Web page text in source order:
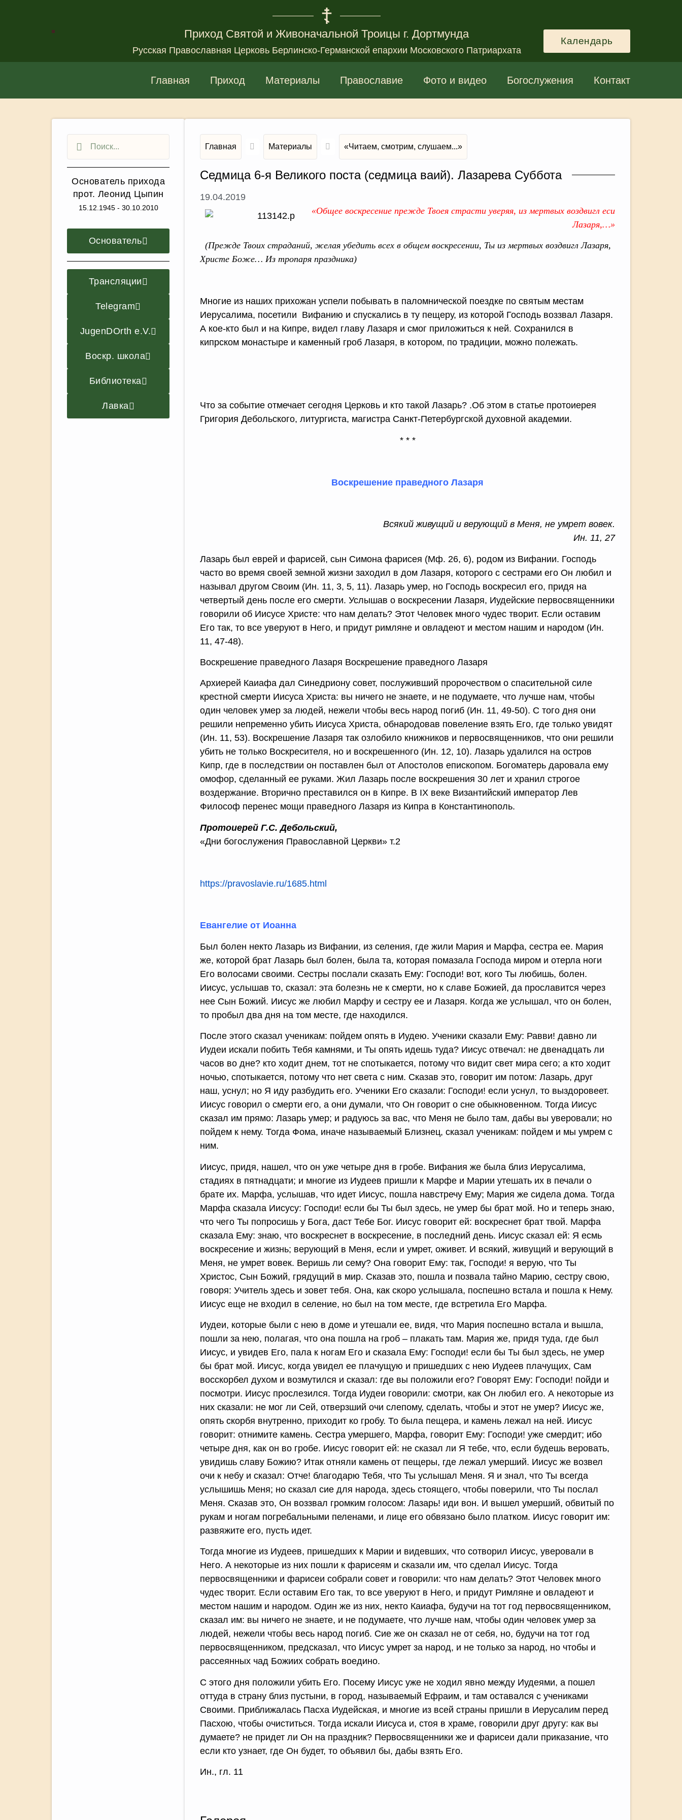
Приход Святой и Живоначальной Троицы г. Дортмунда
Русская Православная Церковь Берлинско-Германской епархии Московского Патриархата
Календарь
Главная Приход Материалы Православие Фото и видео Богослужения Контакт
Основатель прихода
прот. Леонид Цыпин
15.12.1945 - 30.10.2010
Основатель
Трансляции
Telegram
JugenDOrth e.V.
Воскр. школа
Библиотека
Лавка
Главная Материалы «Читаем, смотрим, слушаем...»
Седмица 6-я Великого поста (седмица ваий). Лазарева Суббота
19.04.2019
«Общее воскресение прежде Твоея страсти уверяя, из мертвых воздвигл еси
Лазаря,…»
(Прежде Твоих страданий, желая убедить всех в общем воскресении, Ты из мертвых воздвигл Лазаря,
Христе Боже… Из тропаря праздника)
Многие из наших прихожан успели побывать в паломнической поездке по святым местам
Иерусалима, посетили Вифанию и спускались в ту пещеру, из которой Господь воззвал Лазаря.
А кое-кто был и на Кипре, видел главу Лазаря и смог приложиться к ней. Сохранился в
кипрском монастыре и каменный гроб Лазаря, в котором, по традиции, можно полежать.
Что за событие отмечает сегодня Церковь и кто такой Лазарь? .Об этом в статье протоиерея
Григория Дебольского, литургиста, магистра Санкт-Петербургской духовной академии.
* * *
Воскрешение праведного Лазаря
Всякий живущий и верующий в Меня, не умрет вовек.
Ин. 11, 27
Лазарь был еврей и фарисей, сын Симона фарисея (Мф. 26, 6), родом из Вифании. Господь
часто во время своей земной жизни заходил в дом Лазаря, которого с сестрами его Он любил и
называл другом Своим (Ин. 11, 3, 5, 11). Лазарь умер, но Господь воскресил его, придя на
четвертый день после его смерти. Услышав о воскресении Лазаря, Иудейские первосвященники
говорили об Иисусе Христе: что нам делать? Этот Человек много чудес творит. Если оставим
Его так, то все уверуют в Него, и придут римляне и овладеют и местом нашим и народом (Ин.
11, 47-48).
Воскрешение праведного Лазаря Воскрешение праведного Лазаря
Архиерей Каиафа дал Синедриону совет, послуживший пророчеством о спасительной силе
крестной смерти Иисуса Христа: вы ничего не знаете, и не подумаете, что лучше нам, чтобы
один человек умер за людей, нежели чтобы весь народ погиб (Ин. 11, 49-50). С того дня они
решили непременно убить Иисуса Христа, обнародовав повеление взять Его, где только увидят
(Ин. 11, 53). Воскрешение Лазаря так озлобило книжников и первосвященников, что они решили
убить не только Воскресителя, но и воскрешенного (Ин. 12, 10). Лазарь удалился на остров
Кипр, где в последствии он поставлен был от Апостолов епископом. Богоматерь даровала ему
омофор, сделанный ее руками. Жил Лазарь после воскрешения 30 лет и хранил строгое
воздержание. Вторично преставился он в Кипре. В IX веке Византийский император Лев
Философ перенес мощи праведного Лазаря из Кипра в Константинополь.
Протоиерей Г.С. Дебольский,
«Дни богослужения Православной Церкви» т.2
https://pravoslavie.ru/1685.html
Евангелие от Иоанна
Был болен некто Лазарь из Вифании, из селения, где жили Мария и Марфа, сестра ее. Мария
же, которой брат Лазарь был болен, была та, которая помазала Господа миром и отерла ноги
Его волосами своими. Сестры послали сказать Ему: Господи! вот, кого Ты любишь, болен.
Иисус, услышав то, сказал: эта болезнь не к смерти, но к славе Божией, да прославится через
нее Сын Божий. Иисус же любил Марфу и сестру ее и Лазаря. Когда же услышал, что он болен,
то пробыл два дня на том месте, где находился.
После этого сказал ученикам: пойдем опять в Иудею. Ученики сказали Ему: Равви! давно ли
Иудеи искали побить Тебя камнями, и Ты опять идешь туда? Иисус отвечал: не двенадцать ли
часов во дне? кто ходит днем, тот не спотыкается, потому что видит свет мира сего; а кто ходит
ночью, спотыкается, потому что нет света с ним. Сказав это, говорит им потом: Лазарь, друг
наш, уснул; но Я иду разбудить его. Ученики Его сказали: Господи! если уснул, то выздоровеет.
Иисус говорил о смерти его, а они думали, что Он говорит о сне обыкновенном. Тогда Иисус
сказал им прямо: Лазарь умер; и радуюсь за вас, что Меня не было там, дабы вы уверовали; но
пойдем к нему. Тогда Фома, иначе называемый Близнец, сказал ученикам: пойдем и мы умрем с
ним.
Иисус, придя, нашел, что он уже четыре дня в гробе. Вифания же была близ Иерусалима,
стадиях в пятнадцати; и многие из Иудеев пришли к Марфе и Марии утешать их в печали о
брате их. Марфа, услышав, что идет Иисус, пошла навстречу Ему; Мария же сидела дома. Тогда
Марфа сказала Иисусу: Господи! если бы Ты был здесь, не умер бы брат мой. Но и теперь знаю,
что чего Ты попросишь у Бога, даст Тебе Бог. Иисус говорит ей: воскреснет брат твой. Марфа
сказала Ему: знаю, что воскреснет в воскресение, в последний день. Иисус сказал ей: Я есмь
воскресение и жизнь; верующий в Меня, если и умрет, оживет. И всякий, живущий и верующий в
Меня, не умрет вовек. Веришь ли сему? Она говорит Ему: так, Господи! я верую, что Ты
Христос, Сын Божий, грядущий в мир. Сказав это, пошла и позвала тайно Марию, сестру свою,
говоря: Учитель здесь и зовет тебя. Она, как скоро услышала, поспешно встала и пошла к Нему.
Иисус еще не входил в селение, но был на том месте, где встретила Его Марфа.
Иудеи, которые были с нею в доме и утешали ее, видя, что Мария поспешно встала и вышла,
пошли за нею, полагая, что она пошла на гроб – плакать там. Мария же, придя туда, где был
Иисус, и увидев Его, пала к ногам Его и сказала Ему: Господи! если бы Ты был здесь, не умер
бы брат мой. Иисус, когда увидел ее плачущую и пришедших с нею Иудеев плачущих, Сам
восскорбел духом и возмутился и сказал: где вы положили его? Говорят Ему: Господи! пойди и
посмотри. Иисус прослезился. Тогда Иудеи говорили: смотри, как Он любил его. А некоторые из
них сказали: не мог ли Сей, отверзший очи слепому, сделать, чтобы и этот не умер? Иисус же,
опять скорбя внутренно, приходит ко гробу. То была пещера, и камень лежал на ней. Иисус
говорит: отнимите камень. Сестра умершего, Марфа, говорит Ему: Господи! уже смердит; ибо
четыре дня, как он во гробе. Иисус говорит ей: не сказал ли Я тебе, что, если будешь веровать,
увидишь славу Божию? Итак отняли камень от пещеры, где лежал умерший. Иисус же возвел
очи к небу и сказал: Отче! благодарю Тебя, что Ты услышал Меня. Я и знал, что Ты всегда
услышишь Меня; но сказал сие для народа, здесь стоящего, чтобы поверили, что Ты послал
Меня. Сказав это, Он воззвал громким голосом: Лазарь! иди вон. И вышел умерший, обвитый по
рукам и ногам погребальными пеленами, и лице его обвязано было платком. Иисус говорит им:
развяжите его, пусть идет.
Тогда многие из Иудеев, пришедших к Марии и видевших, что сотворил Иисус, уверовали в
Него. А некоторые из них пошли к фарисеям и сказали им, что сделал Иисус. Тогда
первосвященники и фарисеи собрали совет и говорили: что нам делать? Этот Человек много
чудес творит. Если оставим Его так, то все уверуют в Него, и придут Римляне и овладеют и
местом нашим и народом. Один же из них, некто Каиафа, будучи на тот год первосвященником,
сказал им: вы ничего не знаете, и не подумаете, что лучше нам, чтобы один человек умер за
людей, нежели чтобы весь народ погиб. Сие же он сказал не от себя, но, будучи на тот год
первосвященником, предсказал, что Иисус умрет за народ, и не только за народ, но чтобы и
рассеянных чад Божиих собрать воедино.
С этого дня положили убить Его. Посему Иисус уже не ходил явно между Иудеями, а пошел
оттуда в страну близ пустыни, в город, называемый Ефраим, и там оставался с учениками
Своими. Приближалась Пасха Иудейская, и многие из всей страны пришли в Иерусалим перед
Пасхою, чтобы очиститься. Тогда искали Иисуса и, стоя в храме, говорили друг другу: как вы
думаете? не придет ли Он на праздник? Первосвященники же и фарисеи дали приказание, что
если кто узнает, где Он будет, то объявил бы, дабы взять Его.
Ин., гл. 11